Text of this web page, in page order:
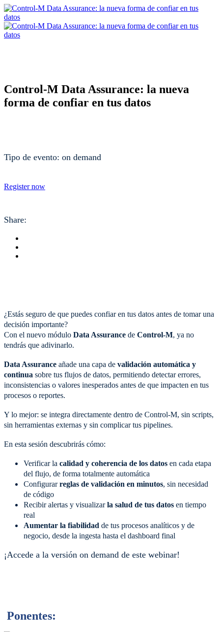
Control-M Data Assurance: la nueva
forma de confiar en tus datos
Tipo de evento: on demand
Register now
Share:
¿Estás seguro de que puedes confiar en tus datos antes de tomar una
decisión importante?
Con el nuevo módulo Data Assurance de Control-M, ya no
tendrás que adivinarlo.
Data Assurance añade una capa de validación automática y
continua sobre tus flujos de datos, permitiendo detectar errores,
inconsistencias o valores inesperados antes de que impacten en tus
procesos o reportes.
Y lo mejor: se integra directamente dentro de Control-M, sin scripts,
sin herramientas externas y sin complicar tus pipelines.
En esta sesión descubrirás cómo:
Verificar la calidad y coherencia de los datos en cada etapa
del flujo, de forma totalmente automática
Configurarreglas de validación en minutos, sin necesidad
de código
Recibir alertas y visualizarla salud de tus datos en tiempo
real
Aumentar la fiabilidad de tus procesos analíticos y de
negocio, desde la ingesta hasta el dashboard final
¡Accede a la versión on demand de este webinar!
Ponentes: